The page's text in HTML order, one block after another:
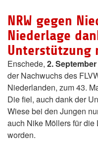
NRW gegen
Niederlage
Unterstützung
Enschede, 2.
der Nachwuchs des
Niederlanden, zum 43.
Die fiel, auch dank der
Wiese bei den Jungen
auch Nike Möllers für
worden.